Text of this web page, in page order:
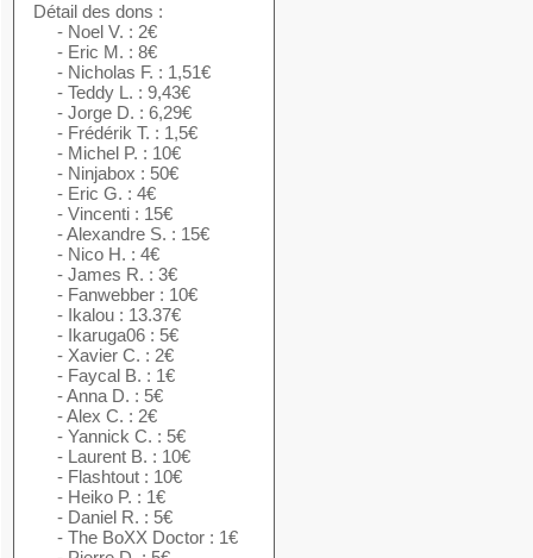
Détail des dons :
- Noel V. : 2€
- Eric M. : 8€
- Nicholas F. : 1,51€
- Teddy L. : 9,43€
- Jorge D. : 6,29€
- Frédérik T. : 1,5€
- Michel P. : 10€
- Ninjabox : 50€
- Eric G. : 4€
- Vincenti : 15€
- Alexandre S. : 15€
- Nico H. : 4€
- James R. : 3€
- Fanwebber : 10€
- Ikalou : 13.37€
- Ikaruga06 : 5€
- Xavier C. : 2€
- Faycal B. : 1€
- Anna D. : 5€
- Alex C. : 2€
- Yannick C. : 5€
- Laurent B. : 10€
- Flashtout : 10€
- Heiko P. : 1€
- Daniel R. : 5€
- The BoXX Doctor : 1€